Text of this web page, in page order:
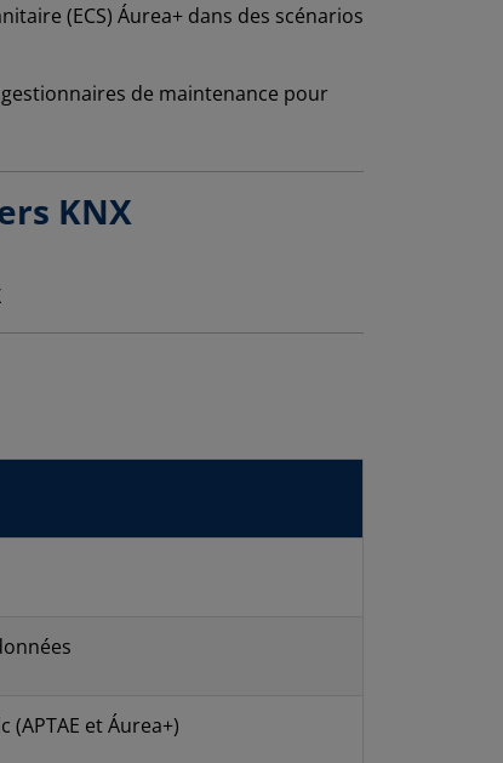
(ECS) Áurea+ dans des scénarios
de maintenance pour
KNX
(APTAE et Áurea+)